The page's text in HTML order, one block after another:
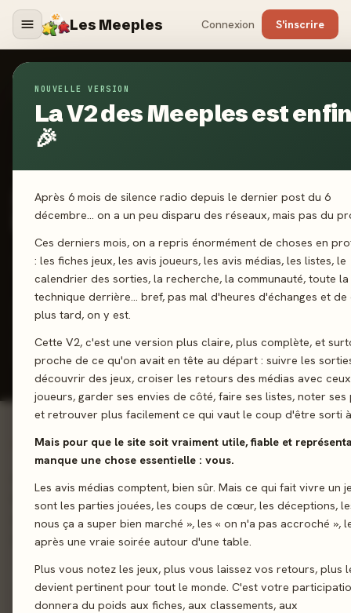
Les Meeples Connexion S'inscrire
NOUVELLE VERSION
La V2 des Meeples est
🎉
Après 6 mois de silence radio depuis le dernier post du 6
décembre… on a un peu disparu des réseaux, mais pas du
Ces derniers mois, on a repris énormément de choses en
: les fiches jeux, les avis joueurs, les avis médias, les listes, le
calendrier des sorties, la recherche, la communauté, toute
technique derrière… bref, pas mal d'heures d'échanges et de
plus tard, on y est.
Cette V2, c'est une version plus claire, plus complète, et
proche de ce qu'on avait en tête au départ : suivre les
découvrir des jeux, croiser les retours des médias avec
joueurs, garder ses envies de côté, faire ses listes, noter ses
et retrouver plus facilement ce qui vaut le coup d'être sorti
Mais pour que le site soit vraiment utile, fiable et
manque une chose essentielle : vous.
Les avis médias comptent, bien sûr. Mais ce qui fait vivre un
sont les parties jouées, les coups de cœur, les déceptions,
nous ça a super bien marché », les « on n'a pas accroché »,
après une vraie soirée autour d'une table.
Plus vous notez les jeux, plus vous laissez vos retours, plus
devient pertinent pour tout le monde. C'est votre
donnera du poids aux fiches, aux classements, aux
Jeux/Mon Premier Deck Building
2025·DON'T PANIC GAMES
Mon Premier Deck
Building
2-5 joueurs 6 ans+ 15 min Deckbuilding
J'ai joué
Donner mon avis
01 - LE JEU
Building est un jeu de cartes idéal pour les enfants à partir de
souhaitant s’initier dans des parties de fantasy palpitantes et
Créez la meilleure équipe et remportez le grand tournoi !
Deckbuilding